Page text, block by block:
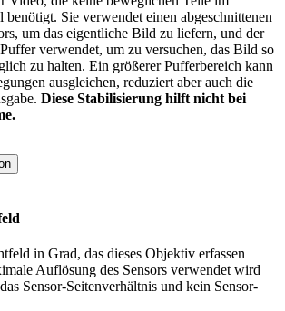
benötigt. Sie verwendet einen abgeschnittenen
um das eigentliche Bild zu liefern, und der
verwendet, um zu versuchen, das Bild so
zu halten. Ein größerer Pufferbereich kann
ausgleichen, reduziert aber auch die
Diese Stabilisierung hilft nicht bei
in Grad, das dieses Objektiv erfassen
Auflösung des Sensors verwendet wird
Sensor-Seitenverhältnis und kein Sensor-